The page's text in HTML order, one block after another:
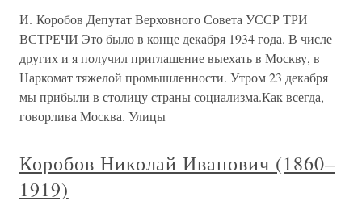
И. Коробов Депутат Верховного Совета УССР ТРИ
ВСТРЕЧИ Это было в конце декабря 1934 года. В числе
других и я получил приглашение выехать в Москву, в
Наркомат тяжелой промышленности. Утром 23 декабря
мы прибыли в столицу страны социализма.Как всегда,
говорлива Москва. Улицы
Коробов Николай Иванович (1860–
1919)